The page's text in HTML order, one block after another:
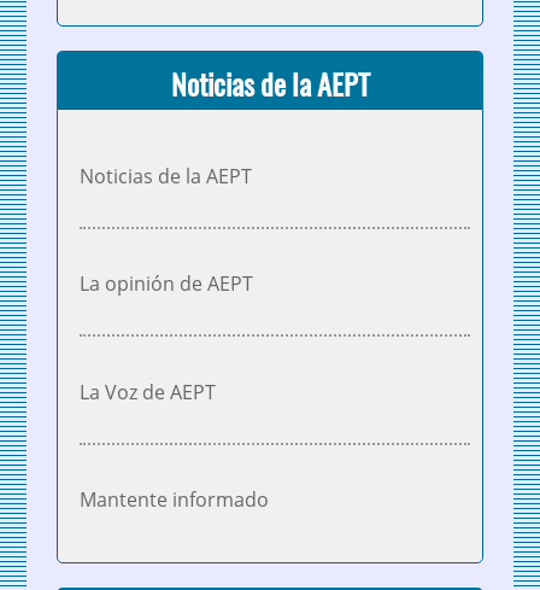
Noticias de la AEPT
Noticias de la AEPT
La opinión de AEPT
La Voz de AEPT
Mantente informado